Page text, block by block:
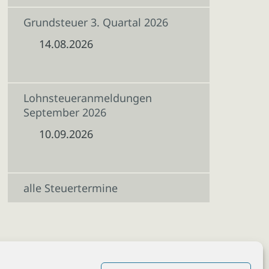
Grundsteuer 3. Quartal 2026
14.08.2026
Lohnsteueranmeldungen
September 2026
10.09.2026
alle Steuertermine